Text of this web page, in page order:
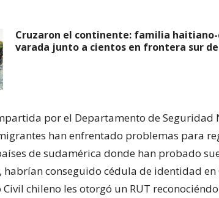
Cruzaron el continente: familia
varada junto a cientos en frontera sur de
por el Departamento de Seguridad
han enfrentado problemas para
de sudamérica donde han probado
conseguido cédula de identidad en
Civil chileno les otorgó un RUT